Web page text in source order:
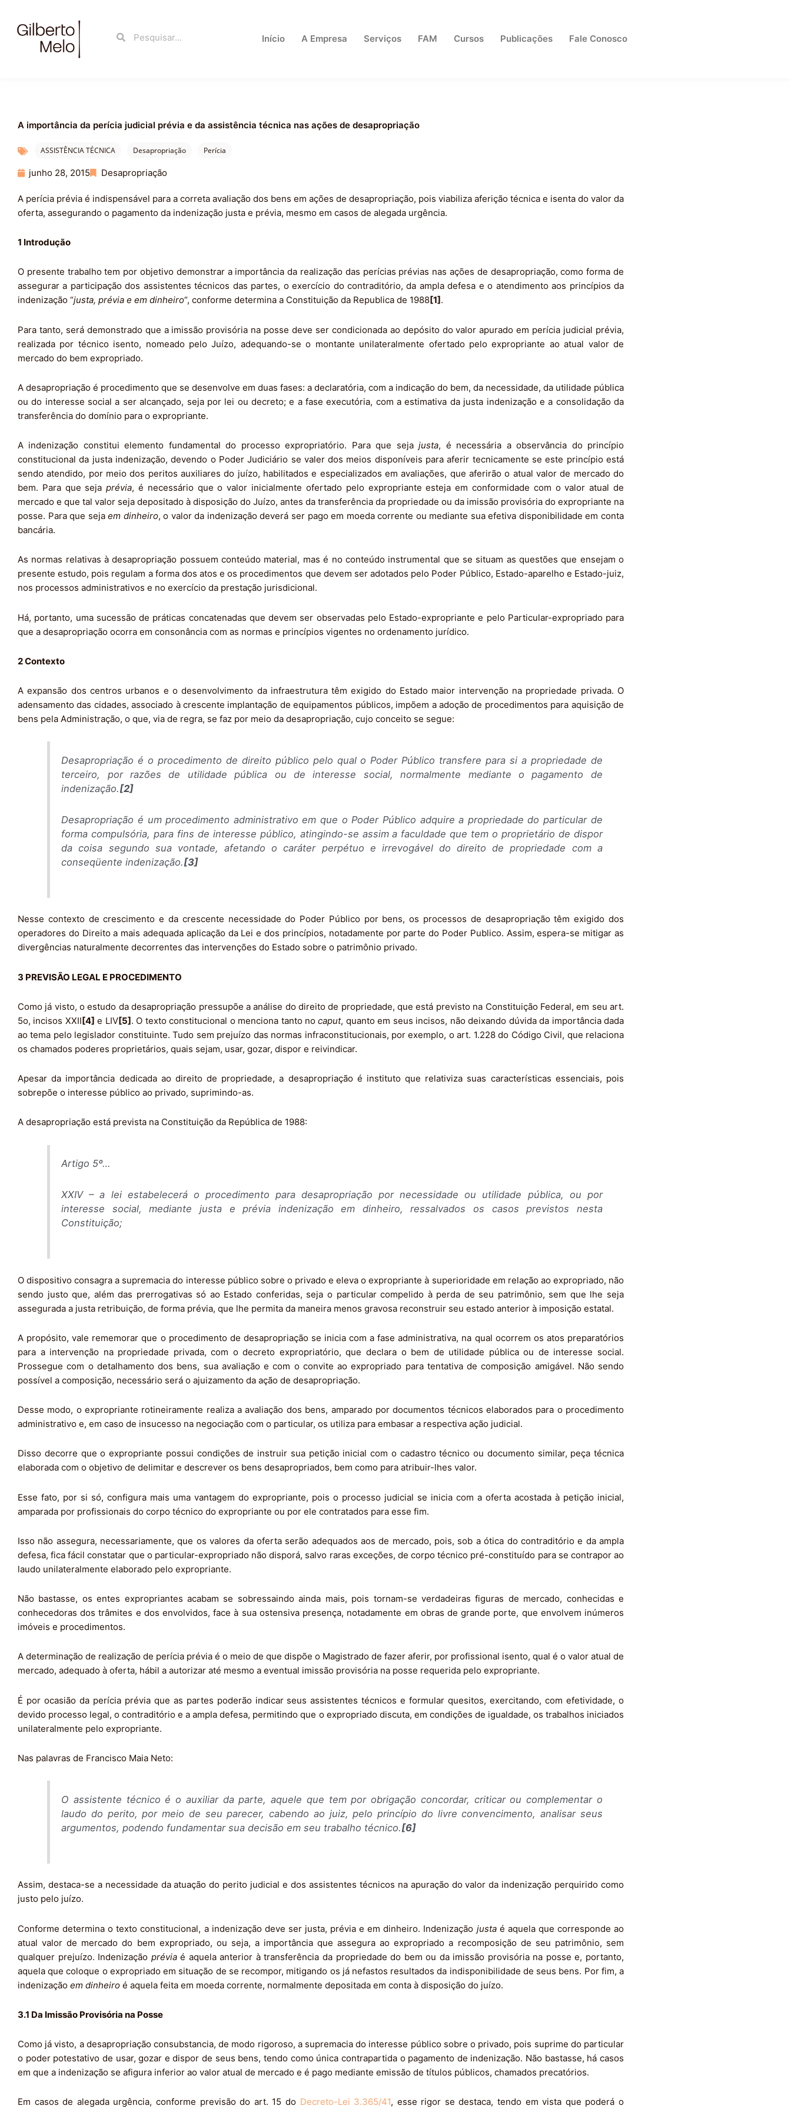
SearchSearch
Início A Empresa Serviços FAM Cursos Publicações Fale Conosco
A importância da perícia judicial prévia e da assistência técnica nas ações de desapropriação
ASSISTÊNCIA TÉCNICA Desapropriação Perícia
junho 28, 2015 Desapropriação
A perícia prévia é indispensável para a correta avaliação dos bens em ações de desapropriação, pois viabiliza aferição técnica e isenta do valor da
oferta, assegurando o pagamento da indenização justa e prévia, mesmo em casos de alegada urgência.
1 Introdução
O presente trabalho tem por objetivo demonstrar a importância da realização das perícias prévias nas ações de desapropriação, como forma de
assegurar a participação dos assistentes técnicos das partes, o exercício do contraditório, da ampla defesa e o atendimento aos princípios da
indenização “justa, prévia e em dinheiro“, conforme determina a Constituição da Republica de 1988[1] .
Para tanto, será demonstrado que a imissão provisória na posse deve ser condicionada ao depósito do valor apurado em perícia judicial prévia,
realizada por técnico isento, nomeado pelo Juízo, adequando-se o montante unilateralmente ofertado pelo expropriante ao atual valor de
mercado do bem expropriado.
A desapropriação é procedimento que se desenvolve em duas fases: a declaratória, com a indicação do bem, da necessidade, da utilidade pública
ou do interesse social a ser alcançado, seja por lei ou decreto; e a fase executória, com a estimativa da justa indenização e a consolidação da
transferência do domínio para o expropriante.
A indenização constitui elemento fundamental do processo expropriatório. Para que sejajusta, é necessária a observância do princípio
constitucional da justa indenização, devendo o Poder Judiciário se valer dos meios disponíveis para aferir tecnicamente se este princípio está
sendo atendido, por meio dos peritos auxiliares do juízo, habilitados e especializados em avaliações, que aferirão o atual valor de mercado do
bem. Para que sejaprévia, é necessário que o valor inicialmente ofertado pelo expropriante esteja em conformidade com o valor atual de
mercado e que tal valor seja depositado à disposição do Juízo, antes da transferência da propriedade ou da imissão provisória do expropriante na
posse. Para que sejaem dinheiro, o valor da indenização deverá ser pago em moeda corrente ou mediante sua efetiva disponibilidade em conta
bancária.
As normas relativas à desapropriação possuem conteúdo material, mas é no conteúdo instrumental que se situam as questões que ensejam o
presente estudo, pois regulam a forma dos atos e os procedimentos que devem ser adotados pelo Poder Público, Estado-aparelho e Estado-juiz,
nos processos administrativos e no exercício da prestação jurisdicional.
Há, portanto, uma sucessão de práticas concatenadas que devem ser observadas pelo Estado-expropriante e pelo Particular-expropriado para
que a desapropriação ocorra em consonância com as normas e princípios vigentes no ordenamento jurídico.
2 Contexto
A expansão dos centros urbanos e o desenvolvimento da infraestrutura têm exigido do Estado maior intervenção na propriedade privada. O
adensamento das cidades, associado à crescente implantação de equipamentos públicos, impõem a adoção de procedimentos para aquisição de
bens pela Administração, o que, via de regra, se faz por meio da desapropriação, cujo conceito se segue:
Desapropriação é o procedimento de direito público pelo qual o Poder Público transfere para si a propriedade de
terceiro, por razões de utilidade pública ou de interesse social, normalmente mediante o pagamento de
indenização.[2]
Desapropriação é um procedimento administrativo em que o Poder Público adquire a propriedade do particular de
forma compulsória, para fins de interesse público, atingindo-se assim a faculdade que tem o proprietário de dispor
da coisa segundo sua vontade, afetando o caráter perpétuo e irrevogável do direito de propriedade com a
conseqüente indenização.[3]
Nesse contexto de crescimento e da crescente necessidade do Poder Público por bens, os processos de desapropriação têm exigido dos
operadores do Direito a mais adequada aplicação da Lei e dos princípios, notadamente por parte do Poder Publico. Assim, espera-se mitigar as
divergências naturalmente decorrentes das intervenções do Estado sobre o patrimônio privado.
3 PREVISÃO LEGAL E PROCEDIMENTO
Como já visto, o estudo da desapropriação pressupõe a análise do direito de propriedade, que está previsto na Constituição Federal, em seu art.
5o, incisos XXII[4] e LIV[5]. O texto constitucional o menciona tanto nocaput, quanto em seus incisos, não deixando dúvida da importância dada
ao tema pelo legislador constituinte. Tudo sem prejuízo das normas infraconstitucionais, por exemplo, o art. 1.228 do Código Civil, que relaciona
os chamados poderes proprietários, quais sejam, usar, gozar, dispor e reivindicar.
Apesar da importância dedicada ao direito de propriedade, a desapropriação é instituto que relativiza suas características essenciais, pois
sobrepõe o interesse público ao privado, suprimindo-as.
A desapropriação está prevista na Constituição da República de 1988:
Artigo 5º…
XXIV – a lei estabelecerá o procedimento para desapropriação por necessidade ou utilidade pública, ou por
interesse social, mediante justa e prévia indenização em dinheiro, ressalvados os casos previstos nesta
Constituição;
O dispositivo consagra a supremacia do interesse público sobre o privado e eleva o expropriante à superioridade em relação ao expropriado, não
sendo justo que, além das prerrogativas só ao Estado conferidas, seja o particular compelido à perda de seu patrimônio, sem que lhe seja
assegurada a justa retribuição, de forma prévia, que lhe permita da maneira menos gravosa reconstruir seu estado anterior à imposição estatal.
A propósito, vale rememorar que o procedimento de desapropriação se inicia com a fase administrativa, na qual ocorrem os atos preparatórios
para a intervenção na propriedade privada, com o decreto expropriatório, que declara o bem de utilidade pública ou de interesse social.
Prossegue com o detalhamento dos bens, sua avaliação e com o convite ao expropriado para tentativa de composição amigável. Não sendo
possível a composição, necessário será o ajuizamento da ação de desapropriação.
Desse modo, o expropriante rotineiramente realiza a avaliação dos bens, amparado por documentos técnicos elaborados para o procedimento
administrativo e, em caso de insucesso na negociação com o particular, os utiliza para embasar a respectiva ação judicial.
Disso decorre que o expropriante possui condições de instruir sua petição inicial com o cadastro técnico ou documento similar, peça técnica
elaborada com o objetivo de delimitar e descrever os bens desapropriados, bem como para atribuir-lhes valor.
Esse fato, por si só, configura mais uma vantagem do expropriante, pois o processo judicial se inicia com a oferta acostada à petição inicial,
amparada por profissionais do corpo técnico do expropriante ou por ele contratados para esse fim.
Isso não assegura, necessariamente, que os valores da oferta serão adequados aos de mercado, pois, sob a ótica do contraditório e da ampla
defesa, fica fácil constatar que o particular-expropriado não disporá, salvo raras exceções, de corpo técnico pré-constituído para se contrapor ao
laudo unilateralmente elaborado pelo expropriante.
Não bastasse, os entes expropriantes acabam se sobressaindo ainda mais, pois tornam-se verdadeiras figuras de mercado, conhecidas e
conhecedoras dos trâmites e dos envolvidos, face à sua ostensiva presença, notadamente em obras de grande porte, que envolvem inúmeros
imóveis e procedimentos.
A determinação de realização de perícia prévia é o meio de que dispõe o Magistrado de fazer aferir, por profissional isento, qual é o valor atual de
mercado, adequado à oferta, hábil a autorizar até mesmo a eventual imissão provisória na posse requerida pelo expropriante.
É por ocasião da perícia prévia que as partes poderão indicar seus assistentes técnicos e formular quesitos, exercitando, com efetividade, o
devido processo legal, o contraditório e a ampla defesa, permitindo que o expropriado discuta, em condições de igualdade, os trabalhos iniciados
unilateralmente pelo expropriante.
Nas palavras de Francisco Maia Neto:
O assistente técnico é o auxiliar da parte, aquele que tem por obrigação concordar, criticar ou complementar o
laudo do perito, por meio de seu parecer, cabendo ao juiz, pelo princípio do livre convencimento, analisar seus
argumentos, podendo fundamentar sua decisão em seu trabalho técnico.[6]
Assim, destaca-se a necessidade da atuação do perito judicial e dos assistentes técnicos na apuração do valor da indenização perquirido como
justo pelo juízo.
Conforme determina o texto constitucional, a indenização deve ser justa, prévia e em dinheiro. Indenização justaé aquela que corresponde ao
atual valor de mercado do bem expropriado, ou seja, a importância que assegura ao expropriado a recomposição de seu patrimônio, sem
qualquer prejuízo. Indenização préviaé aquela anterior à transferência da propriedade do bem ou da imissão provisória na posse e, portanto,
aquela que coloque o expropriado em situação de se recompor, mitigando os já nefastos resultados da indisponibilidade de seus bens. Por fim, a
indenização em dinheiro é aquela feita em moeda corrente, normalmente depositada em conta à disposição do juízo.
3.1 Da Imissão Provisória na Posse
Como já visto, a desapropriação consubstancia, de modo rigoroso, a supremacia do interesse público sobre o privado, pois suprime do particular
o poder potestativo de usar, gozar e dispor de seus bens, tendo como única contrapartida o pagamento de indenização. Não bastasse, há casos
em que a indenização se afigura inferior ao valor atual de mercado e é pago mediante emissão de títulos públicos, chamados precatórios.
Em casos de alegada urgência, conforme previsão do art. 15 do Decreto-Lei 3.365/41, esse rigor se destaca, tendo em vista que poderá o